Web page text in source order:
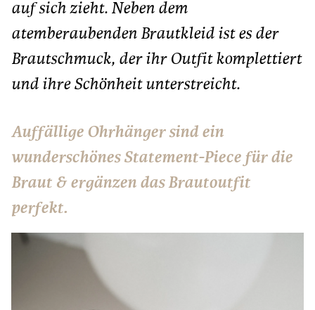
auf sich zieht. Neben dem
atemberaubenden Brautkleid ist es der
Brautschmuck, der ihr Outfit komplettiert
und ihre Schönheit unterstreicht.
Auffällige Ohrhänger sind ein
wunderschönes Statement-Piece für die
Braut & ergänzen das Brautoutfit
perfekt.